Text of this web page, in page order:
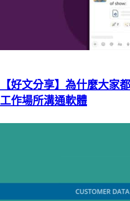
【好文分享】為什麼大家
工作場所溝通軟體